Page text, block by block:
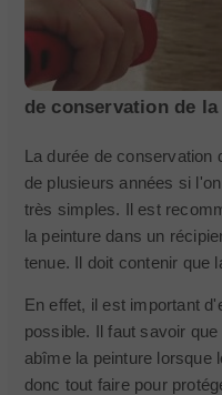
de conservation de
La durée de conservation
de plusieurs années si
très simples. Il est
la peinture dans un
tenue. Il doit contenir que
En effet, il est important
possible. Il faut savoir
abîme la peinture lorsque
donc tout faire pour